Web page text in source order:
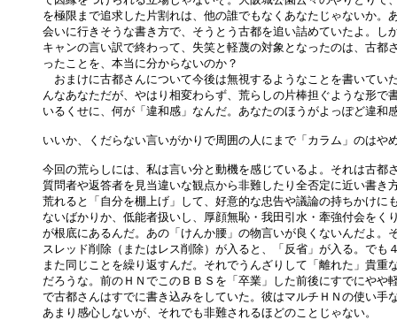
を極限まで追求した片割れは、他の誰でもなくあなたじゃないか。
会いに行きそうな書き方で、そうとう古都を追い詰めていたよ。し
キャンの言い訳で終わって、失笑と軽蔑の対象となったのは、古都
ったことを、本当に分からないのか？
おまけに古都さんについて今後は無視するようなことを書いてい
んなあなただが、やはり相変わらず、荒らしの片棒担ぐような形で
いるくせに、何が「違和感」なんだ。あなたのほうがよっぽど違和
いいか、くだらない言いがかりで周囲の人にまで「カラム」のはや
今回の荒らしには、私は言い分と動機を感じているよ。それは古都
質問者や返答者を見当違いな観点から非難したり全否定に近い書き
荒れると「自分を棚上げ」して、好意的な忠告や議論の持ちかけに
ないばかりか、低能者扱いし、厚顔無恥・我田引水・牽強付会をく
が根底にあるんだ。あの「けんか腰」の物言いが良くないんだよ。
スレッド削除（またはレス削除）が入ると、「反省」が入る。でも
また同じことを繰り返すんだ。それでうんざりして「離れた」貴重
だろうな。前のＨＮでこのＢＢＳを「卒業」した前後にすでにやや
で古都さんはすでに書き込みをしていた。彼はマルチＨＮの使い手
あまり感心しないが、それでも非難されるほどのことじゃない。